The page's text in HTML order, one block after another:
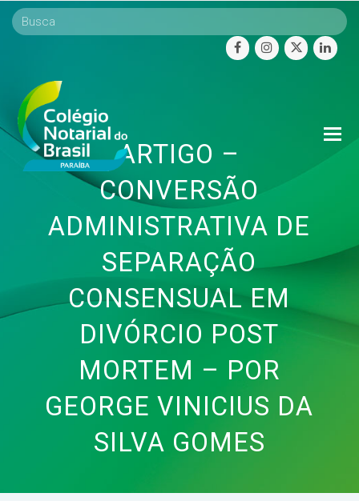
facebookinstagram
twitter
ARTIGO –
CONVERSÃO
ADMINISTRATIVA DE
SEPARAÇÃO
CONSENSUAL EM
DIVÓRCIO POST
MORTEM – POR
GEORGE VINICIUS DA
SILVA GOMES